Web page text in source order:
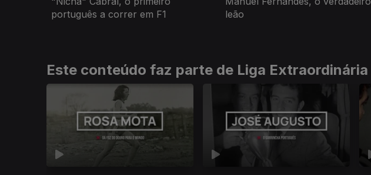
português a correr em F1
leão
Este conteúdo faz parte de Liga Extraordinária